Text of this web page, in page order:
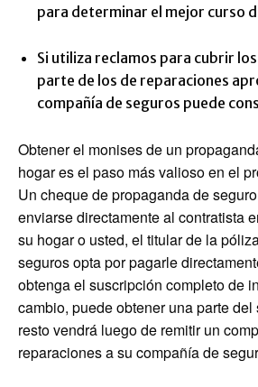
para determinar el mejor curso
Si utiliza reclamos para cubrir
parte de los de reparaciones
compañía de seguros puede
Obtener el monises de un
hogar es el paso más valioso en el
Un cheque de propaganda de
enviarse directamente al contratista
su hogar o usted, el titular de la
seguros opta por pagarle
obtenga el suscripción completo de
cambio, puede obtener una parte
resto vendrá luego de remitir un
reparaciones a su compañía de